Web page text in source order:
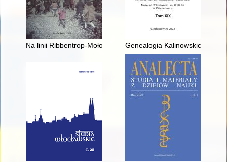
Na linii Ribbentrop-Mołotow Małkinia w kampanii wrześniowej
Genealogia Kalinowskich,